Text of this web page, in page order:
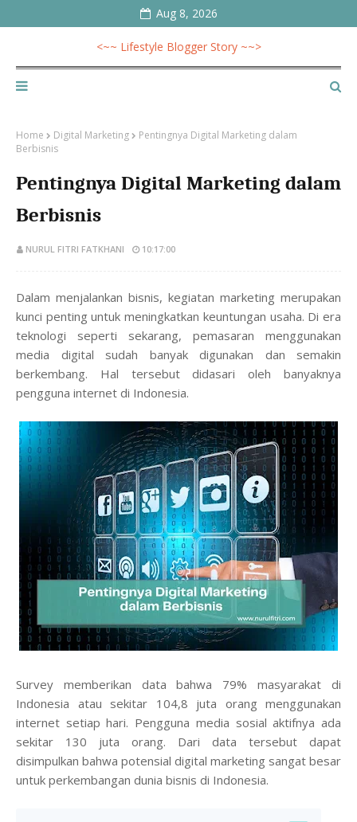
Aug 8, 2026
<~~ Lifestyle Blogger Story ~~>
Home Digital Marketing
Pentingnya Digital Marketing dalam
Berbisnis
Pentingnya Digital Marketing dalam
Berbisnis
NURUL FITRI FATKHANI 10:17:00
Dalam menjalankan bisnis, kegiatan marketing merupakan
kunci penting untuk meningkatkan keuntungan usaha. Di era
teknologi seperti sekarang, pemasaran menggunakan
media digital sudah banyak digunakan dan semakin
berkembang. Hal tersebut didasari oleh banyaknya
pengguna internet di Indonesia.
Survey memberikan data bahwa 79% masyarakat di
Indonesia atau sekitar 104,8 juta orang menggunakan
internet setiap hari. Pengguna media sosial aktifnya ada
sekitar 130 juta orang. Dari data tersebut dapat
disimpulkan bahwa potensial digital marketing sangat besar
untuk perkembangan dunia bisnis di Indonesia.